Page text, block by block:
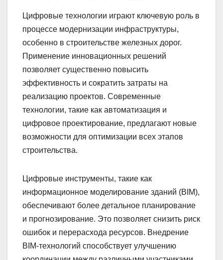
Цифровые технологии играют ключевую роль в
процессе модернизации инфраструктуры,
особенно в строительстве железных дорог.
Применение инновационных решений
позволяет существенно повысить
эффективность и сократить затраты на
реализацию проектов. Современные
технологии, такие как автоматизация и
цифровое проектирование, предлагают новые
возможности для оптимизации всех этапов
строительства.
Цифровые инструменты, такие как
информационное моделирование зданий (BIM),
обеспечивают более детальное планирование
и прогнозирование. Это позволяет снизить риск
ошибок и перерасхода ресурсов. Внедрение
BIM-технологий способствует улучшению